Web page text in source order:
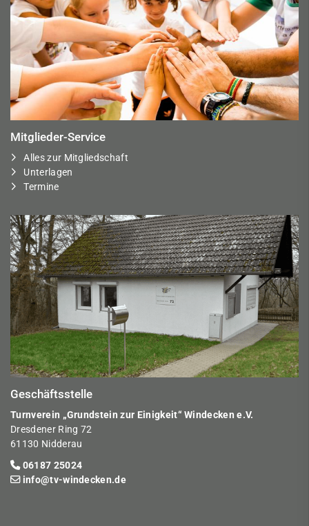
Mitglieder-Service
Alles zur Mitgliedschaft
Unterlagen
Termine
Geschäftsstelle
Turnverein „Grundstein zur Einigkeit“ Windecken e.V.
Dresdener Ring 72
61130 Nidderau
06187 25024
info@tv-windecken.de